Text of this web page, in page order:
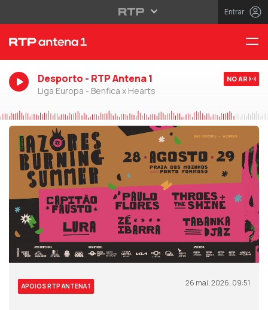
Entrar
Desporto - RTP Antena 1
Liga Europa - Benfica x Hearts
NO AR
APOIOS RTP ANTENA 1 26 mai, 2026, 09:51